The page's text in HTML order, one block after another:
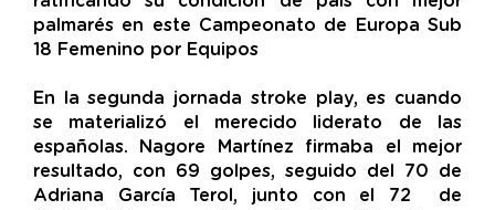
palmarés en este Campeonato de Europa Sub
18 Femenino por Equipos
En la segunda jornada stroke play, es cuando
se materializó el merecido liderato de las
españolas. Nagore Martínez firmaba el mejor
resultado, con 69 golpes, seguido del 70 de
Adriana García Terol, junto con el 72 de